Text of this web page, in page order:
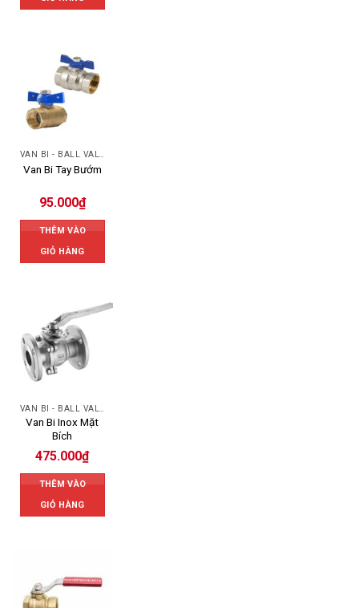
VAN BI - BALL VALVES
Van Bi Tay Bướm
95.000₫
THÊM VÀO
GIỎ HÀNG
Van Bi Inox Mặt
Bích
475.000₫
THÊM VÀO
GIỎ HÀNG